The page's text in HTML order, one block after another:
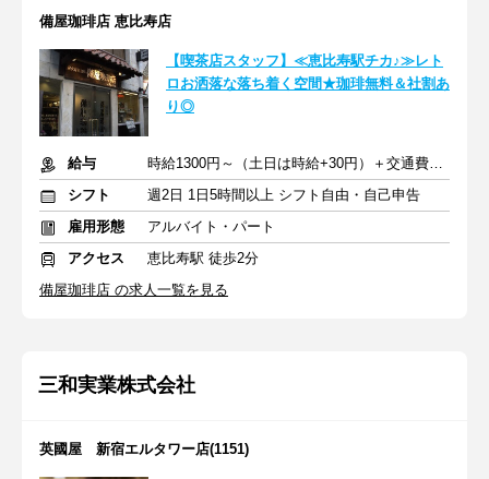
備屋珈琲店 恵比寿店
【喫茶店スタッフ】≪恵比寿駅チカ♪≫レト
ロお洒落な落ち着く空間★珈琲無料＆社割あ
り◎
給与
時給1300円～（土日は時給+30円）＋交通費支給
シフト
週2日 1日5時間以上 シフト自由・自己申告
雇用形態
アルバイト・パート
アクセス
恵比寿駅 徒歩2分
備屋珈琲店 の求人一覧を見る
三和実業株式会社
英國屋 新宿エルタワー店(1151)